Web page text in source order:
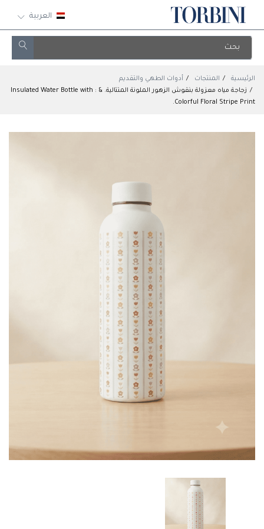
العربية
الرئيسية المنتجات
أدوات الطهي والتقديم
زجاجة مياه معزولة بنقوش الزهور الملونة المتتالية. & : Insulated Water Bottle with
Colorful Floral Stripe Print.